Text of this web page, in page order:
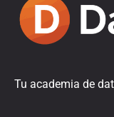
Tu academia de